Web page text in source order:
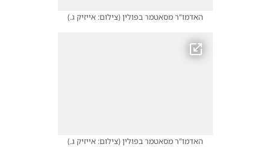
האדמו"ר מסאטמר בפולין(צילום: אייזיק ג.)
האדמו"ר מסאטמר בפולין(צילום: אייזיק ג.)